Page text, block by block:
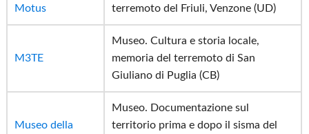
Motus
terremoto del Friuli, Venzone (UD)
M3TE
Museo. Cultura e storia locale,
memoria del terremoto di San
Giuliano di Puglia (CB)
Museo della
Museo. Documentazione sul
territorio prima e dopo il sisma del